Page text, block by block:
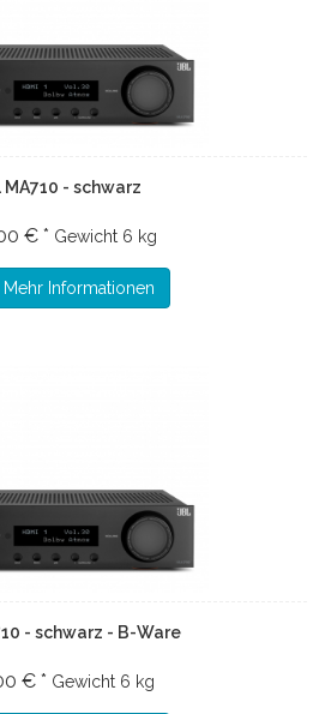
MA710 - schwarz
€ * Gewicht 6 kg
Mehr Informationen
- schwarz - B-Ware
€ * Gewicht 6 kg